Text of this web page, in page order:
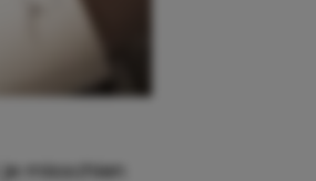
misschien